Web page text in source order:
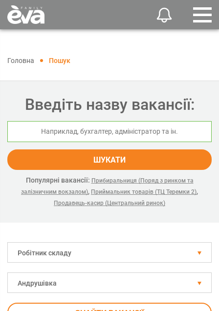
Головна Пошук
Введіть назву вакансії:
ШУКАТИ
Популярні вакансії: Прибиральниця (Поряд з ринком та
залізничним вокзалом), Приймальник товарів (ТЦ Теремки 2),
Продавець-касир (Центральний ринок)
Робітник складу
Андрушівка